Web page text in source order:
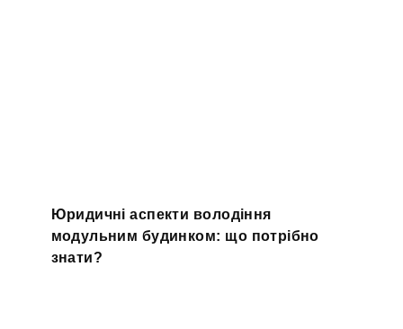
Юридичні аспекти володіння
модульним будинком: що потрібно
знати?